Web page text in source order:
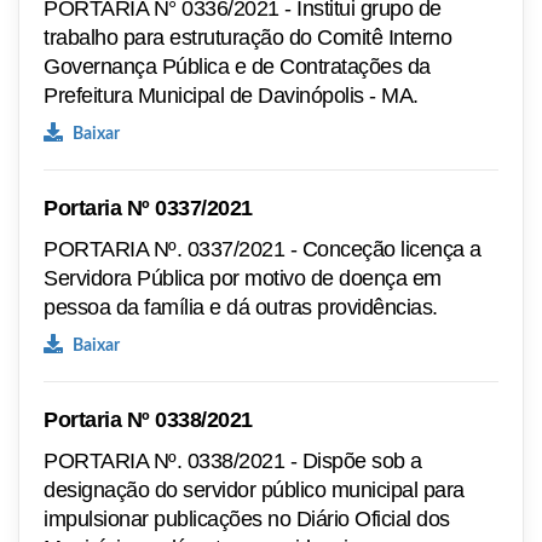
PORTARIA N° 0336/2021 - Institui grupo de
trabalho para estruturação do Comitê Interno
Governança Pública e de Contratações da
Prefeitura Municipal de Davinópolis - MA.
Baixar
Portaria Nº 0337/2021
PORTARIA Nº. 0337/2021 - Conceção licença a
Servidora Pública por motivo de doença em
pessoa da família e dá outras providências.
Baixar
Portaria Nº 0338/2021
PORTARIA Nº. 0338/2021 - Dispõe sob a
designação do servidor público municipal para
impulsionar publicações no Diário Oficial dos